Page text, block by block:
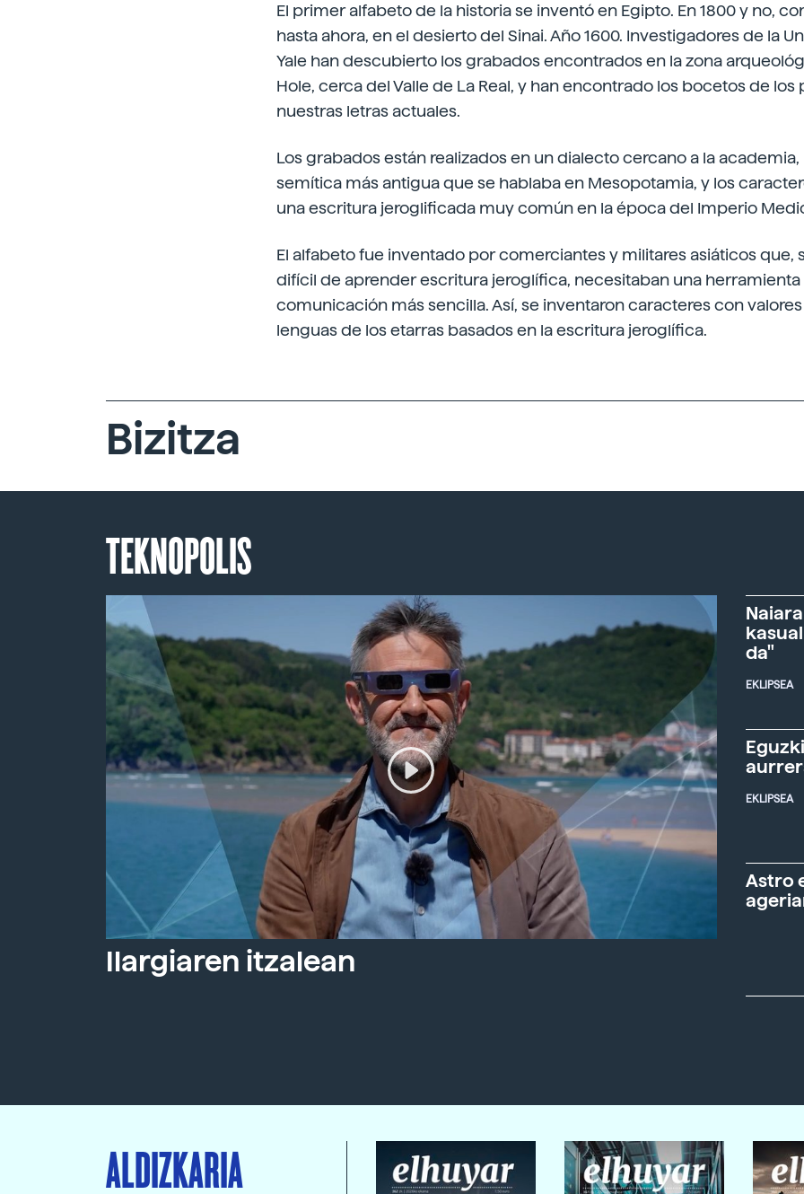
El primer alfabeto de la historia se inventó en Egipto. En 1800 y no,
hasta ahora, en el desierto del Sinai. Año 1600. Investigadores de la
Yale han descubierto los grabados encontrados en la zona
Hole, cerca del Valle de La Real, y han encontrado los bocetos de los
nuestras letras actuales.
Los grabados están realizados en un dialecto cercano a la academia,
semítica más antigua que se hablaba en Mesopotamia, y los
una escritura jeroglificada muy común en la época del Imperio
El alfabeto fue inventado por comerciantes y militares asiáticos que,
difícil de aprender escritura jeroglífica, necesitaban una herramienta
comunicación más sencilla. Así, se inventaron caracteres con
lenguas de los etarras basados en la escritura jeroglífica.
Bizitza
TEKNOPOLIS
Ilargiaren itzalean
da"
EKLIPSEA
EKLIPSEA
Astro
ALDIZKARIA